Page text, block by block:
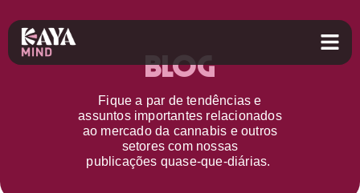
Blog
Fique a par detendências e
assuntos importantes relacionados
ao mercado da cannabis e outros
setorescom nossas
publicações quase-que-diárias.